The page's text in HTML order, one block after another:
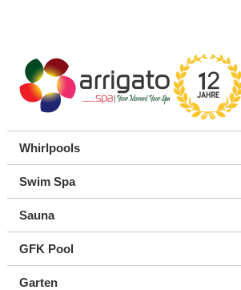
Whirlpools
Swim Spa
Sauna
GFK Pool
Garten